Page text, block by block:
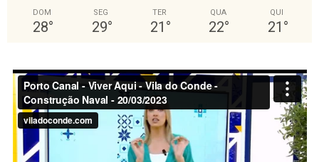
DOM
28°
SEG
29°
TER
21 °
QUA
22°
QUI
21 °